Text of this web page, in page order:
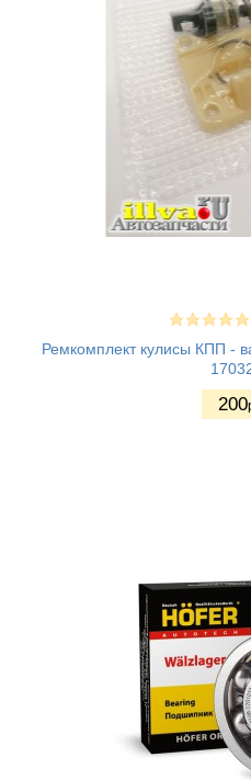
Ремкомплект кулисы КПП -
200